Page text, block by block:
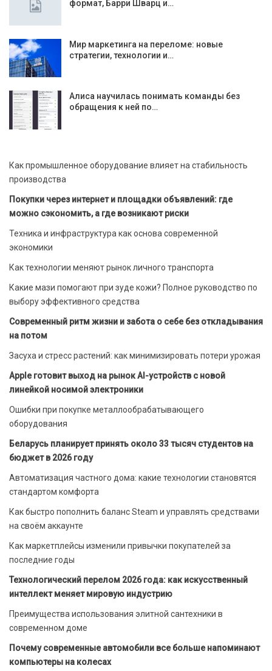
формат, Барри Шварц и…
Мир маркетинга на переломе: новые
стратегии, технологии и…
Алиса научилась понимать команды без
обращения к ней по…
Как промышленное оборудование влияет на стабильность
производства
Покупки через интернет и площадки объявлений: где
можно сэкономить, а где возникают риски
Техника и инфраструктура как основа современной
экономики
Как технологии меняют рынок личного транспорта
Какие мази помогают при зуде кожи? Полное руководство по
выбору эффективного средства
Современный ритм жизни и забота о себе без откладывания
на потом
Засуха и стресс растений: как минимизировать потери урожая
Apple готовит выход на рынок AI-устройств с новой
линейкой носимой электроники
Ошибки при покупке металлообрабатывающего
оборудования
Беларусь планирует принять около 33 тысяч студентов на
бюджет в 2026 году
Автоматизация частного дома: какие технологии становятся
стандартом комфорта
Как быстро пополнить баланс Steam и управлять средствами
на своём аккаунте
Как маркетплейсы изменили привычки покупателей за
последние годы
Технологический перелом 2026 года: как искусственный
интеллект меняет мировую индустрию
Преимущества использования элитной сантехники в
современном доме
Почему современные автомобили все больше напоминают
компьютеры на колесах